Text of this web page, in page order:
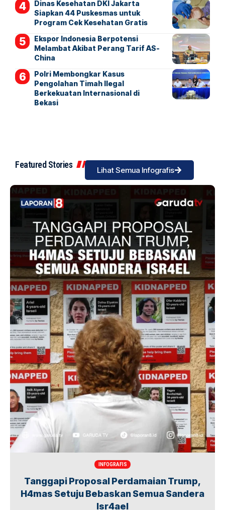
Dinas Kesehatan DKI Jakarta
Siapkan 44 Puskesmas untuk
Program Cek Kesehatan Gratis
Ekspor Indonesia Berpotensi
Melambat Akibat Perang Tarif AS-
China
Polri Membongkar Kasus
Pengolahan Timah Ilegal
Berkekuatan Internasional di
Bekasi
Featured Stories
Lihat Semua Infografis
INFOGRAFIS
Paspor Riza Chalid Dicabut, Akhir
Manuver Sang Pengusaha Migas?